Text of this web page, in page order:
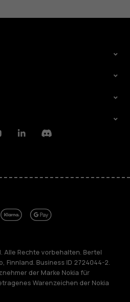
LinkedinDiscord
Alle Rechte vorbehalten. Bertel
Finnland. Business ID 2724044-2.
der Marke Nokia für
Warenzeichen der Nokia